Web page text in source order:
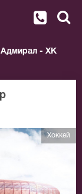
- ХК
Хоккей